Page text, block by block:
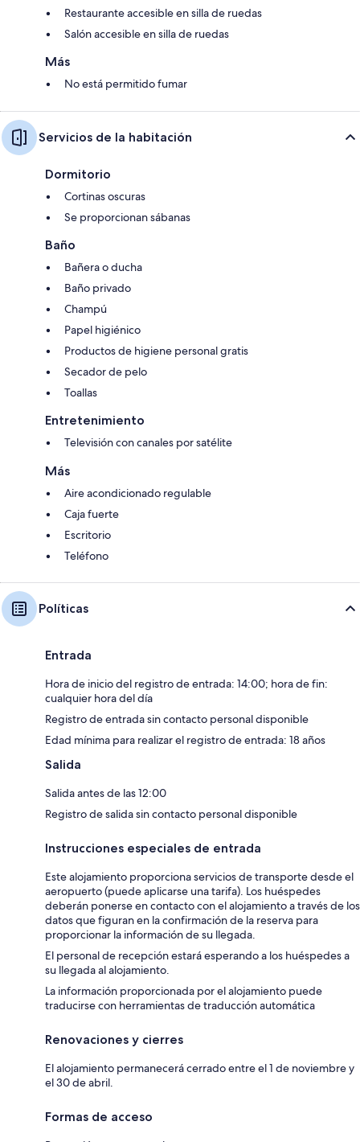
Restaurante accesible en silla de ruedas
Salón accesible en silla de ruedas
Más
No está permitido fumar
Servicios de la habitación
Dormitorio
Cortinas oscuras
Se proporcionan sábanas
Baño
Bañera o ducha
Baño privado
Champú
Papel higiénico
Productos de higiene personal gratis
Secador de pelo
Toallas
Entretenimiento
Televisión con canales por satélite
Más
Aire acondicionado regulable
Caja fuerte
Escritorio
Teléfono
Políticas
Entrada
Hora de inicio del registro de entrada: 14:00; hora de fin:
cualquier hora del día
Registro de entrada sin contacto personal disponible
Edad mínima para realizar el registro de entrada: 18 años
Salida
Salida antes de las 12:00
Registro de salida sin contacto personal disponible
Instrucciones especiales de entrada
Este alojamiento proporciona servicios de transporte desde el
aeropuerto (puede aplicarse una tarifa). Los huéspedes
deberán ponerse en contacto con el alojamiento a través de los
datos que figuran en la confirmación de la reserva para
proporcionar la información de su llegada.
El personal de recepción estará esperando a los huéspedes a
su llegada al alojamiento.
La información proporcionada por el alojamiento puede
traducirse con herramientas de traducción automática
Renovaciones y cierres
El alojamiento permanecerá cerrado entre el 1 de noviembre y
el 30 de abril.
Formas de acceso